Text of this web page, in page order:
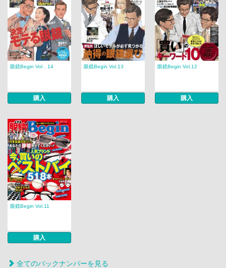
眼鏡Begin Vol．14
購入
眼鏡Begin Vol.13
購入
眼鏡Begin Vol.12
購入
眼鏡Begin Vol.11
購入
全てのバックナンバーを見る